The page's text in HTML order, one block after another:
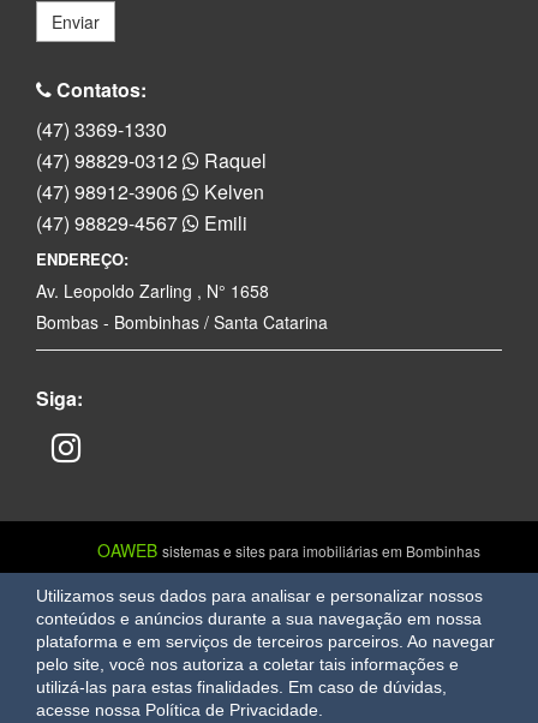
Utilizamos seus dados para analisar e personalizar nossos
conteúdos e anúncios durante a sua navegação em nossa
plataforma e em serviços de terceiros parceiros. Ao navegar
pelo site, você nos autoriza a coletar tais informações e
utilizá-las para estas finalidades. Em caso de dúvidas,
acesse nossa Política de Privacidade.
Enviar
Contatos:
(47) 3369-1330
(47) 98829-0312
Raquel
(47) 98912-3906
Kelven
(47) 98829-4567
Emili
ENDEREÇO:
Av. Leopoldo Zarling , N° 1658
Bombas - Bombinhas / Santa Catarina
Siga:
OAWEB sistemas e sites para imobiliárias em Bombinhas